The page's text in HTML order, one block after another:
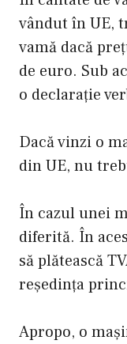
vândut în UE,
vamă dacă
de euro. Sub
o declarație
Dacă vinzi o
din UE, nu
În cazul unei
diferită. În
să plătească
reședința
Apropo, o